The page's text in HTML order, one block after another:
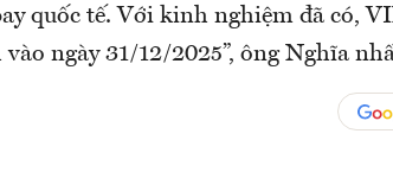
quốc tế. Với kinh nghiệm đã có,
vào ngày 31/12/2025”, ông Nghĩa